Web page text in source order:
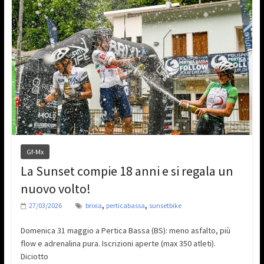
Gf-Mx
La Sunset compie 18 anni e si regala un
nuovo volto!
27/03/2026 brixia, perticabassa, sunsetbike
Domenica 31 maggio a Pertica Bassa (BS): meno asfalto, più
flow e adrenalina pura. Iscrizioni aperte (max 350 atleti).
Diciotto